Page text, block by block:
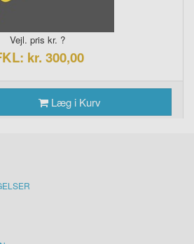
Vejl. pris kr. ?
kr. 300,00
Læg i Kurv